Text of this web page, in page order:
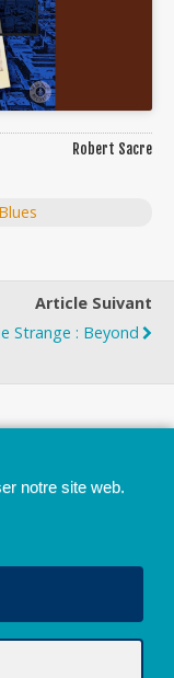
Robert Sacre
Blues
Article Suivant
Strange : Beyond
notre site web.